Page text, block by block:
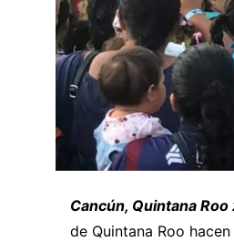
Cancún, Quintana
de Quintana Roo